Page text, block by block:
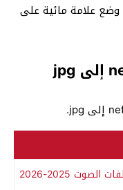
وضع علامة مائية على
2025-2026